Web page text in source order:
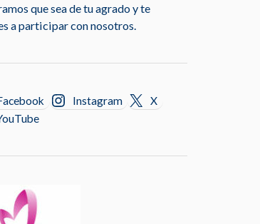
que sea de tu agrado y te
a participar con nosotros.
Instagram
X